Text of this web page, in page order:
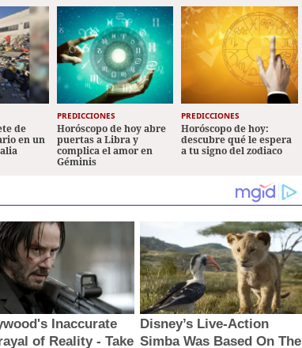
de
en un
PREDICCIONES
Horóscopo de hoy abre
puertas a Libra y
complica el amor en
Géminis
PREDICCIONES
Horóscopo de hoy:
descubre qué le espera
a tu signo del zodiaco
Inaccurate
of Reality - Take
Disney’s Live-Action
Simba Was Based On The